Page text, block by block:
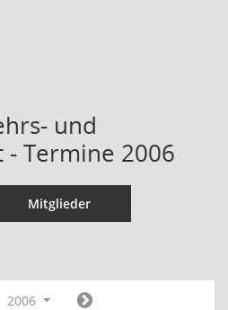
und
Termine 2006
Mitglieder
2006